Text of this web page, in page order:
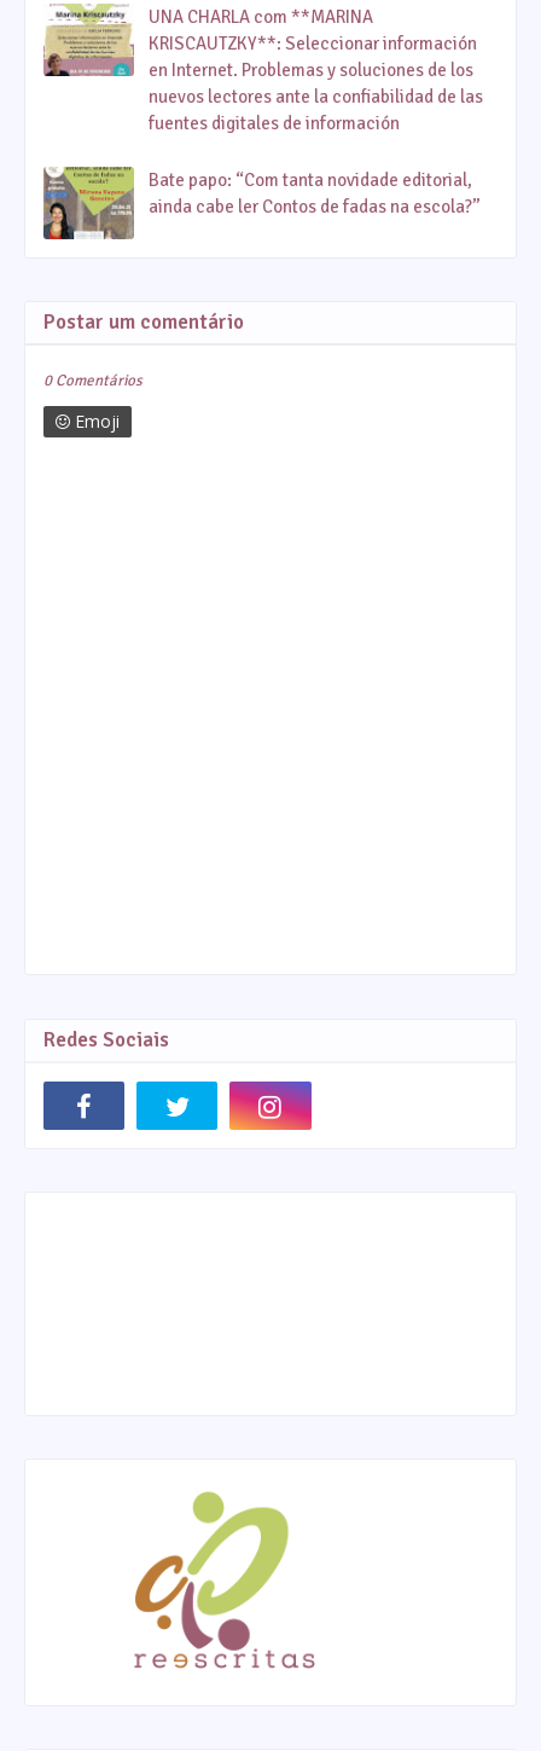
UNA CHARLA com **MARINA
KRISCAUTZKY**: Seleccionar información
en Internet. Problemas y soluciones de los
nuevos lectores ante la confiabilidad de las
fuentes digitales de información
Bate papo: “Com tanta novidade editorial,
ainda cabe ler Contos de fadas na escola?”
Postar um comentário
0 Comentários
Emoji
Redes Sociais